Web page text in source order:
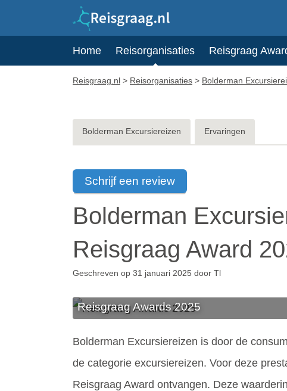
Home Reisorganisaties Reisgraag
Reisgraag.nl > Reisorganisaties > Bolderman
Bolderman Excursiereizen Ervaringen
Schrijf een review
Bolderman
Reisgraag Award
Geschreven op 31 januari 2025 door Tl
Reisgraag Awards 2025
Bolderman Excursiereizen is door de
de categorie excursiereizen. Voor deze
Reisgraag Award ontvangen. Deze